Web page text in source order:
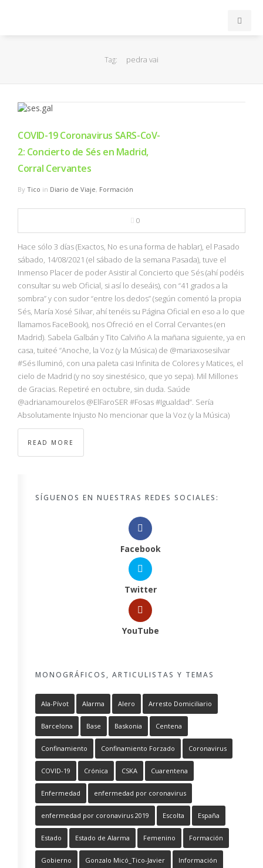
EuroLeague
FIBA
OTROS
NBA
MULTIMEDIA
Tag: pedra vai
COVID-19 Coronavirus SARS-CoV-
2: Concierto de Sés en Madrid,
Corral Cervantes
By Tico in Diario de Viaje, Formación
0
Hace sólo 3 días (Exactos, No es una forma de hablar), el Pasado
sábado, 14/08/2021 (el sábado de la semana Pasada), tuve el
Inmenso Placer de poder Asistir al Concierto que Sés (ahí podéis
consultar su web Oficial, si así lo deseáis), con “41 grados a la
sombra” y con sudor “entre los dedos” (según comentó la propia
Sés, María Xosé Silvar, ahí tenéis su Página Oficial en eso a lo que
llamamos FaceBook), nos Ofreció en el Corral Cervantes (en
Madrid). Sabela Galbán y Tito Calviño A la mañana siguiente, ya en
casa, tuiteé “Anoche, la Voz (y la Música) de @mariaxosesilvar
#Sés Iluminó, con una paleta casi Infinita de Colores y Matices, el
cielo de Madrid (y no soy sinestésico, que yo sepa). Mil Millones
de Gracias. Repetiré en octubre, sin duda. Saúde
@adrianamourelos @ElFaroSER #Fosas #Igualdad”. Sería
Absolutamente Injusto No mencionar que la Voz (y la Música)
READ MORE
SÍGUENOS EN NUESTRAS REDES SOCIALES:
Facebook
Twitter
YouTube
MONOGRÁFICOS, ARTICULISTAS Y TEMAS
Ala-Pívot Alarma Alero Arresto Domiciliario
Barcelona Base Baskonia Centena
Confinamiento Confinamiento Forzado Coronavirus
COVID-19 Crónica CSKA Cuarentena
Enfermedad enfermedad por coronavirus
enfermedad por coronavirus 2019 Escolta España
Estado Estado de Alarma Femenino Formación
Gobierno Gonzalo Micó_Tico-Javier Información